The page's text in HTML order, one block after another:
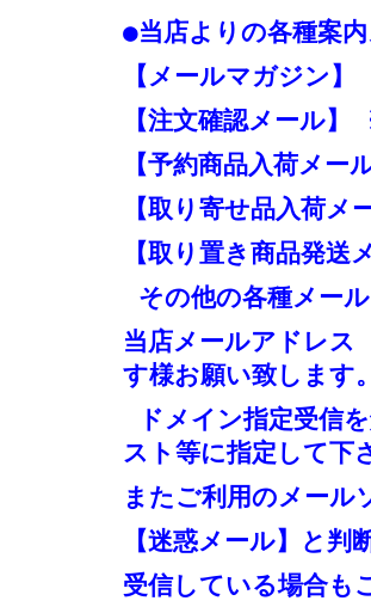
●当店よりの各種案
【メールマガジン】
【注文確認メール
【予約商品入荷メ
【取り寄せ品入荷
【取り置き商品発
その他の各種メー
当店メールアドレス
す様お願い致します
ドメイン指定受信
スト等に指定して下
またご利用のメール
【迷惑メール】と
受信している場合も